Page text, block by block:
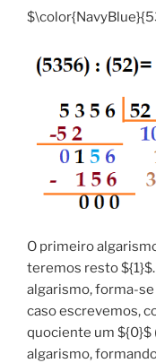
O primeiro
teremos resto
algarismo, forma-
caso escrevemos,
quociente um ${0}$
algarismo,